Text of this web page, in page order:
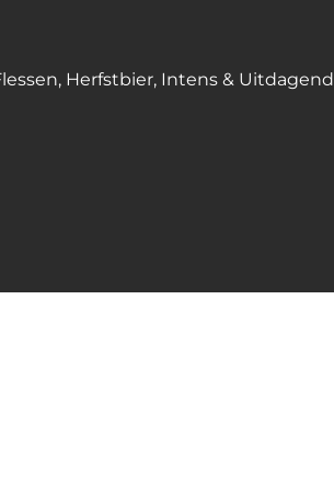
, Herfstbier, Intens & Uitdagend